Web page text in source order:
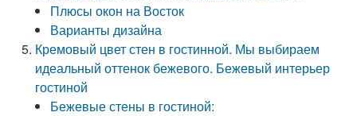
Плюсы окон на Восток
Варианты дизайна
Кремовый цвет стен в гостинной. Мы выбираем
идеальный оттенок бежевого. Бежевый интерьер
гостиной
Бежевые стены в гостиной: